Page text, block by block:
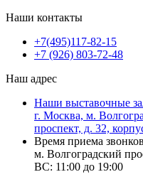
Наши контакты
+7(495)117-82-15
+7 (926) 803-72-48
Наш адрес
Наши выставочные
г. Москва, м.
проспект, д. 32,
Время приема
м. Волгоградский
ВС: 11:00 до 19:00